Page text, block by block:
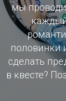
мы
каждый
половинки
сделать
в квесте?